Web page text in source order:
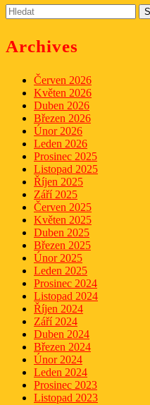
Search
for:
Archives
Červen 2026
Květen 2026
Duben 2026
Březen 2026
Únor 2026
Leden 2026
Prosinec 2025
Listopad 2025
Říjen 2025
Září 2025
Červen 2025
Květen 2025
Duben 2025
Březen 2025
Únor 2025
Leden 2025
Prosinec 2024
Listopad 2024
Říjen 2024
Září 2024
Duben 2024
Březen 2024
Únor 2024
Leden 2024
Prosinec 2023
Listopad 2023